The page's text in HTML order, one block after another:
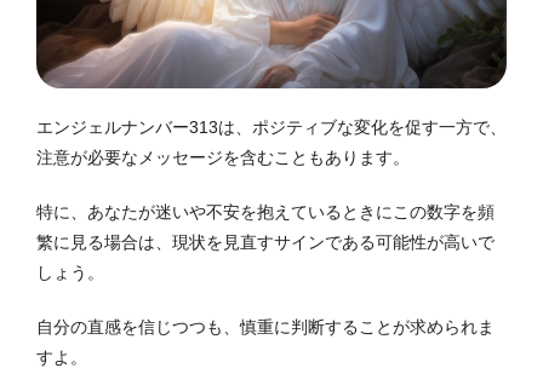
エンジェルナンバー313は、ポジティブな変化を促す一方で、
注意が必要なメッセージを含むこともあります。
特に、あなたが迷いや不安を抱えているときにこの数字を頻
繁に見る場合は、現状を見直すサインである可能性が高いで
しょう。
自分の直感を信じつつも、慎重に判断することが求められま
すよ。